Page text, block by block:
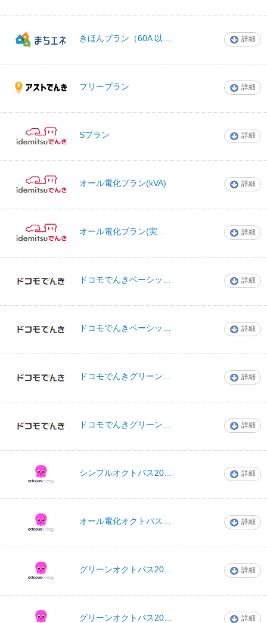
まちエネ 詳細
アストでんき フリープラン 詳細
idemitsuでんき Sプラン 詳細
idemitsuでんき オール電化プラン(kVA) 詳細
idemitsuでんき 詳細
ドコモでんき 詳細
ドコモでんき 詳細
ドコモでんき 詳細
ドコモでんき 詳細
オクトパスエナジ
詳細
オクトパスエナジ
詳細
オクトパスエナジ
詳細
オクトパスエナジ
詳細